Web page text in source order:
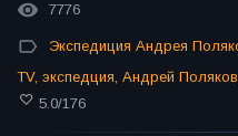
7776
Экспедиция Андрея
TV, экспедция, Андрей Поляков
5.0/176